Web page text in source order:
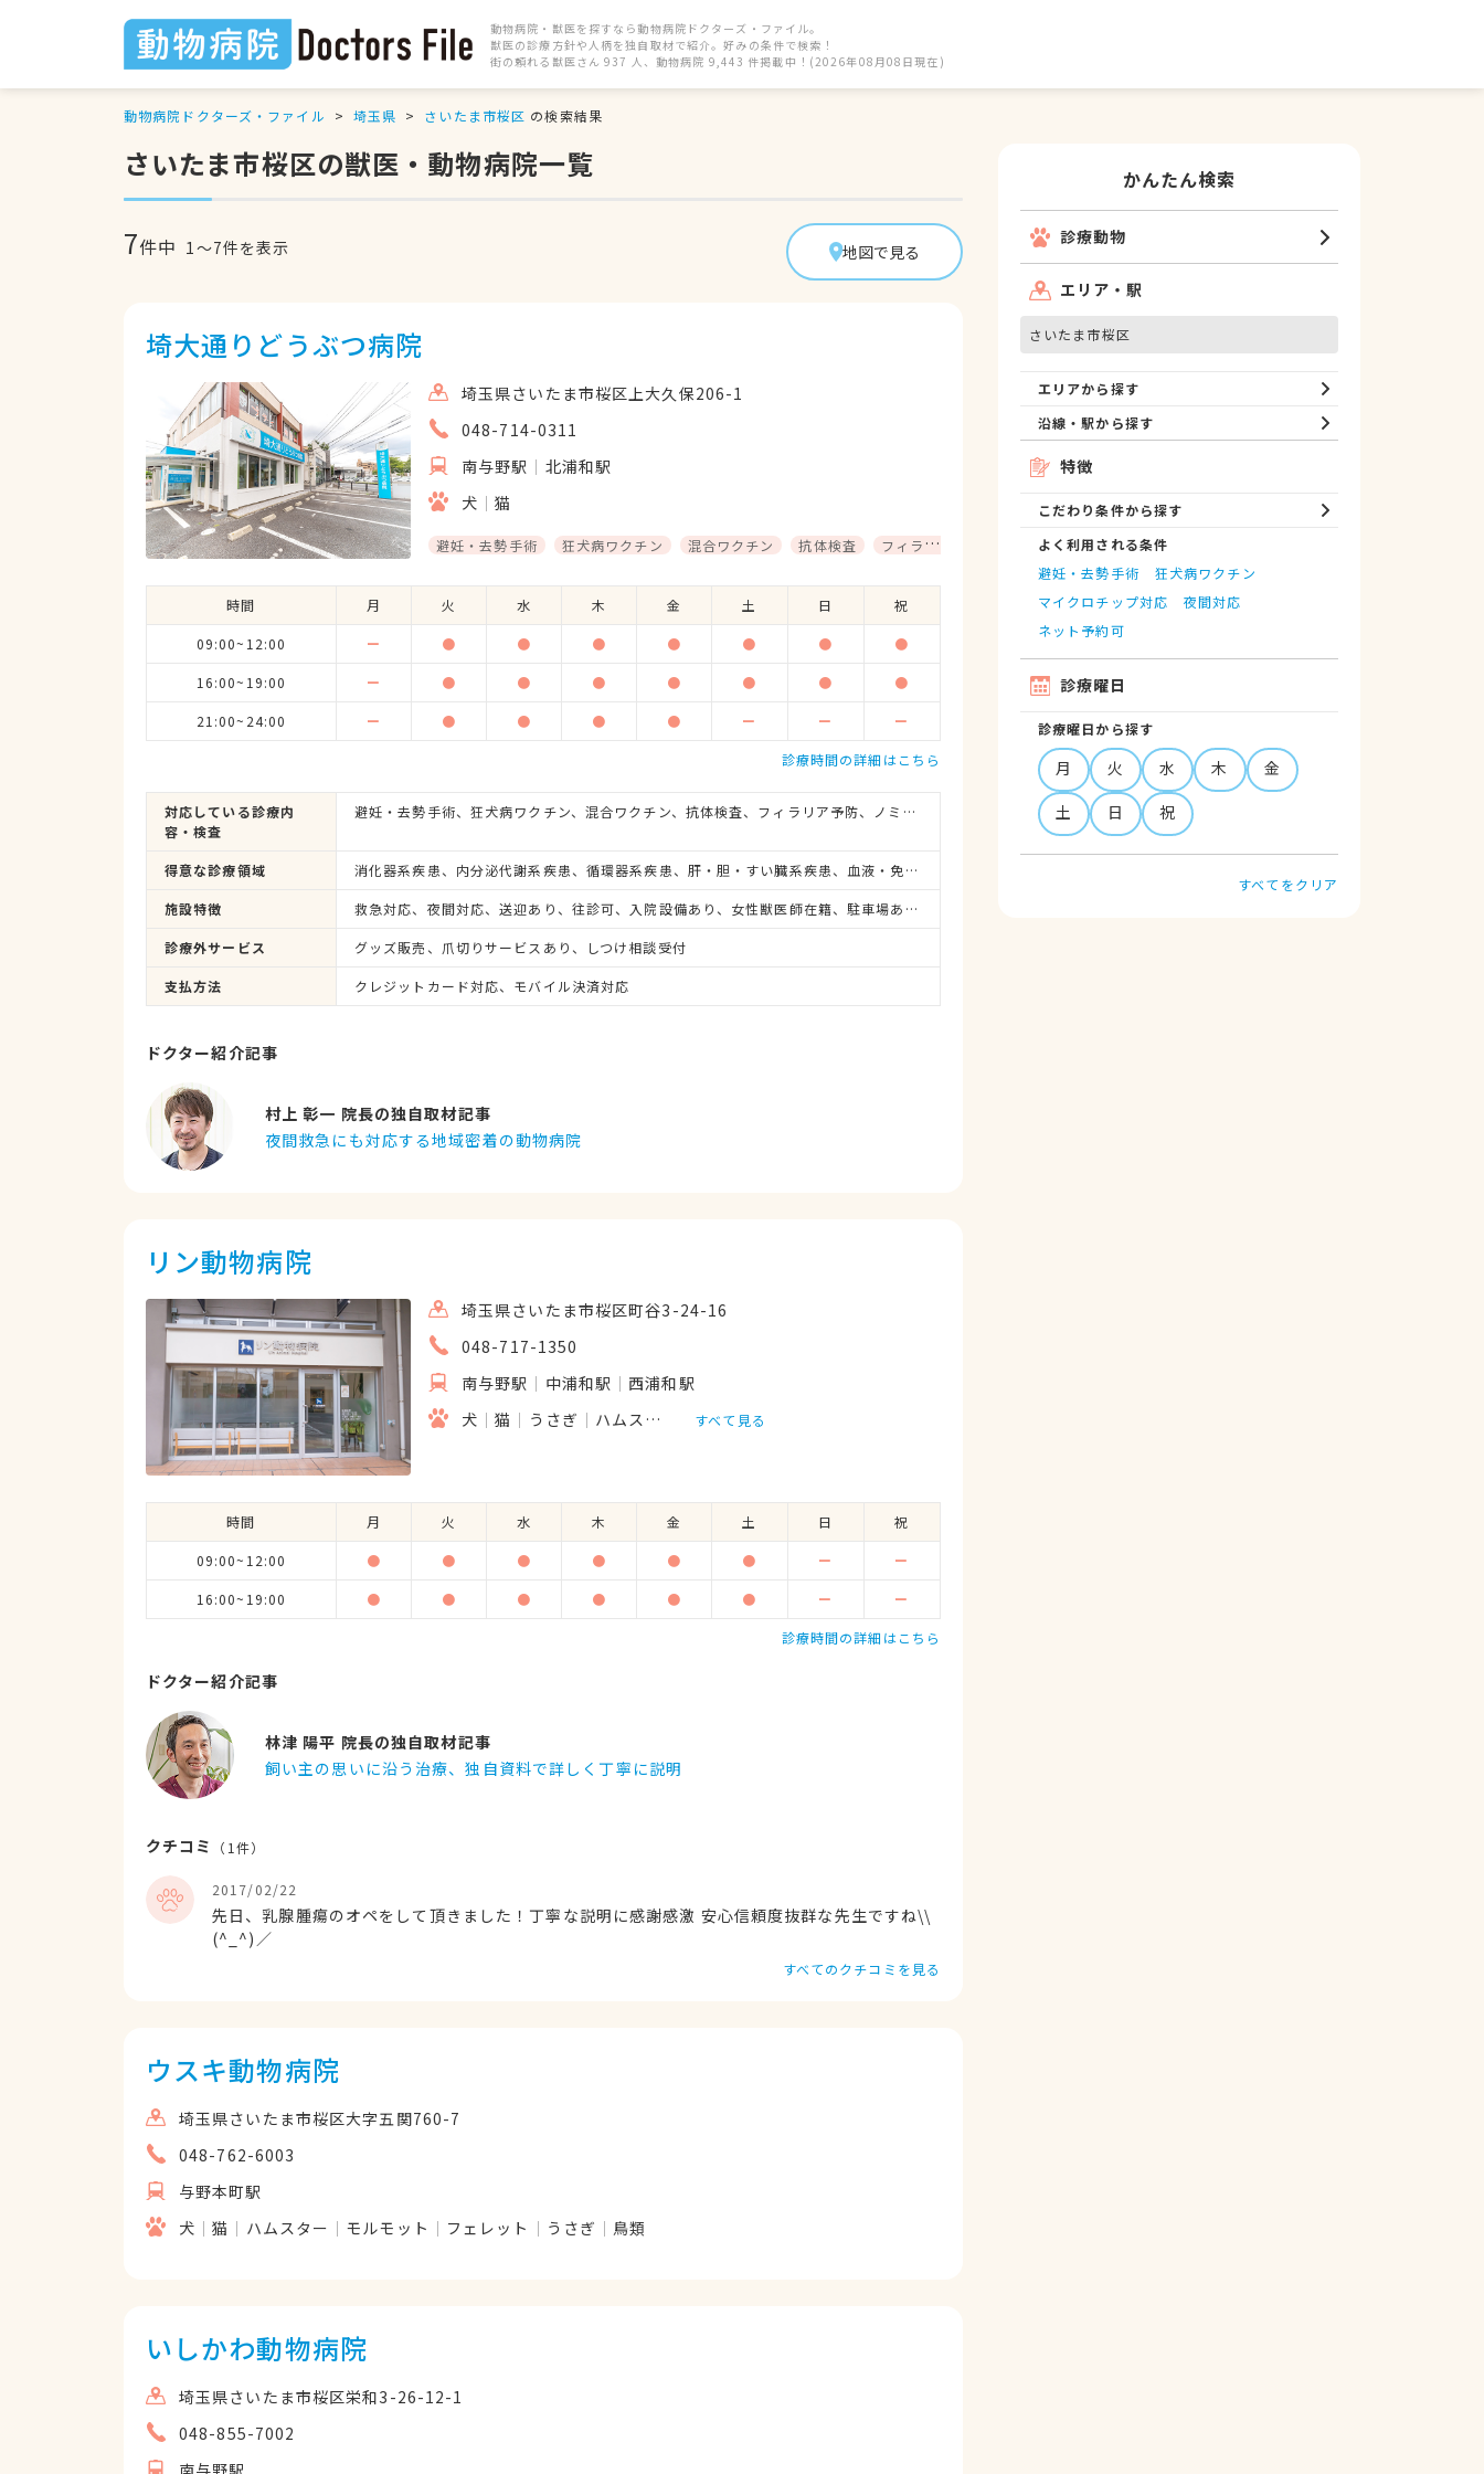
動物病院・獣医を探すなら動物病院ドクターズ・ファイル。
獣医の診療方針や人柄を独自取材で紹介。好みの条件で検索！
街の頼れる獣医さん 937 人、動物病院 9,443 件掲載中！(2026年08月08日現在)
動物病院ドクターズ・ファイル 埼玉県 さいたま市桜区 の検索結果
さいたま市桜区の獣医・動物病院一覧
7件中 1〜7件を表示 地図で見る
埼大通りどうぶつ病院
埼玉県さいたま市桜区上大久保206-1
048-714-0311
南与野駅
北浦和駅
犬
猫
避妊・去勢手術 狂犬病ワクチン 混合ワクチン 抗体検査 フィラリア予防 ノミ・ダニ予防 マイクロチップ対応
時間 月 火 水 木 金 土 日 祝
09:00~12:00 ー ● ● ● ● ● ● ●
16:00~19:00 ー ● ● ● ● ● ● ●
21:00~24:00 ー ● ● ● ● ー ー ー
診療時間の詳細はこちら
対応している診療内
容・検査
避妊・去勢手術、狂犬病ワクチン、混合ワクチン、抗体検査、フィラリア予防、ノミ・ダニ予防、マイクロチップ対応、健康診断、各種検査、外科手術
得意な診療領域 消化器系疾患、内分泌代謝系疾患、循環器系疾患、肝・胆・すい臓系疾患、血液・免疫系疾患、耳系疾患、寄生虫、皮膚系疾患、呼吸器系疾患、腎・泌尿器系疾患、生殖器系疾患、腫瘍・がん、歯と口腔系疾患、けが・その他
施設特徴 救急対応、夜間対応、送迎あり、往診可、入院設備あり、女性獣医師在籍、駐車場あり、19時以降診療可、ネット予約可、日曜診療、祝日診療
診療外サービス グッズ販売、爪切りサービスあり、しつけ相談受付
支払方法 クレジットカード対応、モバイル決済対応
ドクター紹介記事
村上 彰一 院長の独自取材記事
夜間救急にも対応する地域密着の動物病院
リン動物病院
埼玉県さいたま市桜区町谷3-24-16
048-717-1350
南与野駅
中浦和駅
西浦和駅
犬
猫 うさぎ ハムスター すべて見る
時間 月 火 水 木 金 土 日 祝
09:00~12:00 ● ● ● ● ● ● ー ー
16:00~19:00 ● ● ● ● ● ● ー ー
診療時間の詳細はこちら
ドクター紹介記事
林津 陽平 院長の独自取材記事
飼い主の思いに沿う治療、独自資料で詳しく丁寧に説明
クチコミ （ 1 件）
2017/02/22
先日、乳腺腫瘍のオペをして頂きました！丁寧な説明に感謝感激 安心信頼度抜群な先生ですね\\
(^_^)／
すべてのクチコミを見る
ウスキ動物病院
埼玉県さいたま市桜区大字五関760-7
048-762-6003
与野本町駅
犬
猫 ハムスター モルモット フェレット うさぎ 鳥類
いしかわ動物病院
埼玉県さいたま市桜区栄和3-26-12-1
048-855-7002
南与野駅
かんたん検索
診療動物
エリア・駅
さいたま市桜区
エリアから探す
沿線・駅から探す
特徴
こだわり条件から探す
よく利用される条件
避妊・去勢手術
狂犬病ワクチン
マイクロチップ対応
夜間対応
ネット予約可
診療曜日
診療曜日から探す
月 火 水 木
金
土
日 祝
すべてをクリア